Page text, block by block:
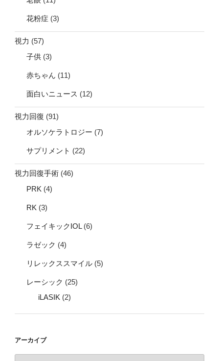
花粉症 (3)
視力 (57)
子供 (3)
赤ちゃん (11)
面白いニュース (12)
視力回復 (91)
オルソケラトロジー (7)
サプリメント (22)
視力回復手術 (46)
PRK (4)
RK (3)
フェイキックIOL(6)
ラゼック (4)
リレックススマイル (5)
レーシック (25)
iLASIK (2)
アーカイブ